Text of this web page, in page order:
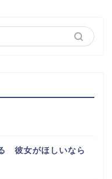
彼女がほしいなら